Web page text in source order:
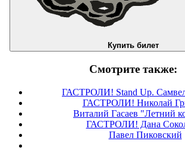
Купить билет
Смотрите также:
ГАСТРОЛИ! Stand Up.
ГАСТРОЛИ! Николай
Виталий Гасаев "Летний
ГАСТРОЛИ! Дана
Павел Пиковский